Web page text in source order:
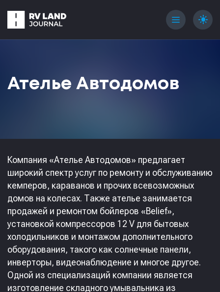
menu light_mode
Ателье Автодомов
Компания «Ателье Автодомов» предлагает
широкий спектр услуг по ремонту и обслуживанию
кемперов, караванов и прочих всевозможных
домов на колесах. Также ателье занимается
продажей и ремонтом бойлеров «Belief»,
установкой компрессоров 12 V для бытовых
холодильников и монтажом дополнительного
оборудования, такого как солнечные панели,
инверторы, видеонаблюдение и многое другое.
Одной из специализаций компании является
изготовление складного умывальника из